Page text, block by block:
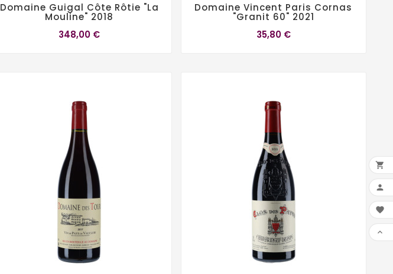
Domaine Guigal Côte Rôtie "La
Mouline" 2018
348,00 €
Domaine Vincent Paris Cornas
"Granit 60" 2021
35,80 €



